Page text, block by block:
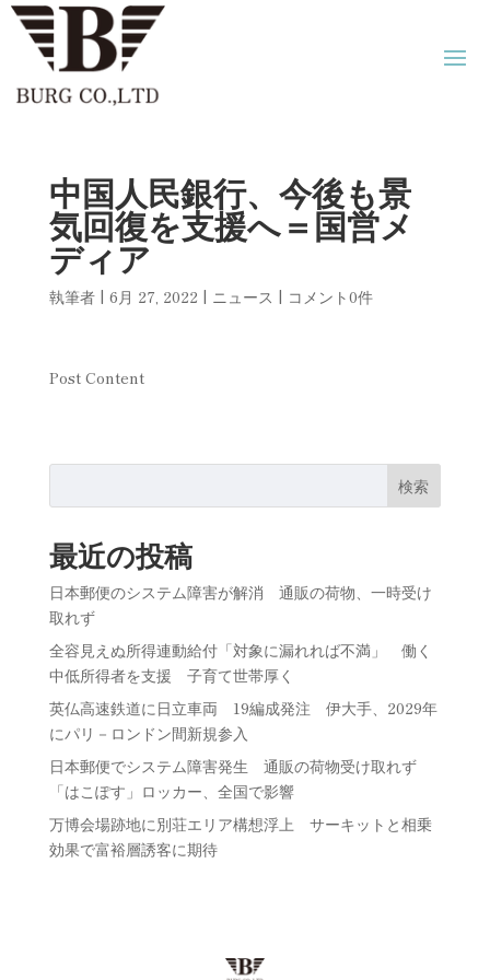
中国人民銀行、今後も景
気回復を支援へ＝国営メ
ディア
執筆者 | 6月 27, 2022 | ニュース | コメント0件
Post Content
検索
最近の投稿
日本郵便のシステム障害が解消 通販の荷物、一時受け
取れず
全容見えぬ所得連動給付「対象に漏れれば不満」 働く
中低所得者を支援 子育て世帯厚く
英仏高速鉄道に日立車両 19編成発注 伊大手、2029年
にパリ－ロンドン間新規参入
日本郵便でシステム障害発生 通販の荷物受け取れず
「はこぽす」ロッカー、全国で影響
万博会場跡地に別荘エリア構想浮上 サーキットと相乗
効果で富裕層誘客に期待